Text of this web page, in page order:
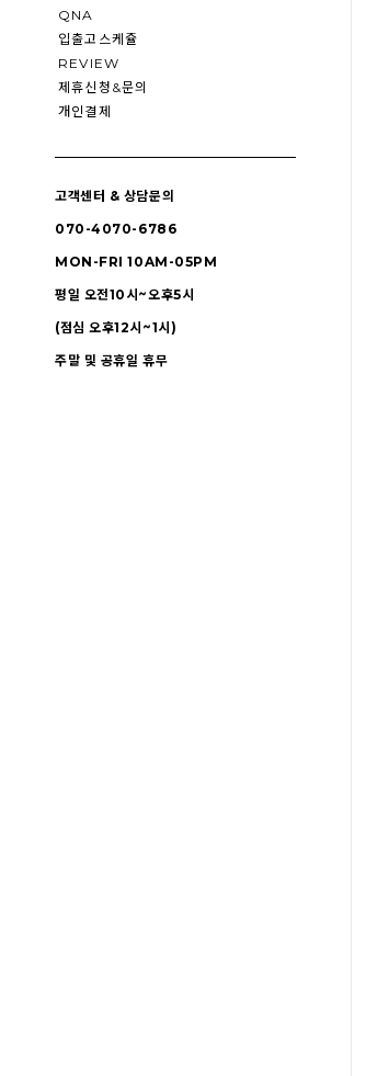
QNA
입출고스케쥴
REVIEW
제휴신청&문의
개인결제
고객센터 & 상담문의
070-4070-6786
MON-FRI 10AM-05PM
평일 오전10시~오후5시
(점심 오후12시~1시)
주말 및 공휴일 휴무